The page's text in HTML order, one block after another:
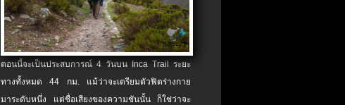
ตอนนี้จะเป็นประสบการณ์ 4 วันบน Inca Trail ระยะ
ทางทั้งหมด 44 กม. แม้ว่าจะเตรียมตัวฟิตร่างกาย
มาระดับหนึ่ง แต่ชื่อเสียงของความชันนั้น ก็ใช่ว่าจะ